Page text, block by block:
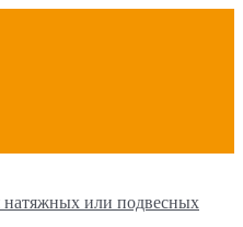
натяжных или подвесных